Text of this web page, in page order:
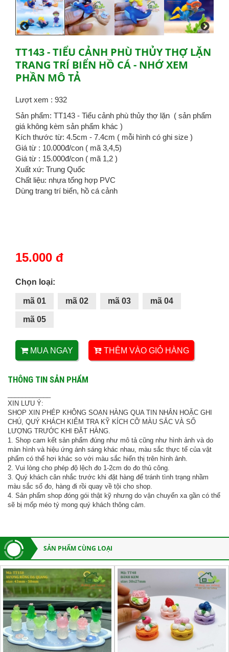
TT143 - TIỂU CẢNH PHÙ THỦY THỢ LẶN
TRANG TRÍ BIỂN HỒ CÁ - NHỚ XEM
PHẦN MÔ TẢ
Lượt xem : 932
Sản phẩm: TT143 - Tiểu cảnh phù thủy thợ lặn ( sản phẩm
giá không kèm sản phẩm khác )
Kích thước từ: 4.5cm - 7.4cm ( mỗi hình có ghi size )
Giá từ : 10.000đ/con ( mã 3,4,5)
Giá từ : 15.000đ/con ( mã 1,2 )
Xuất xứ: Trung Quốc
Chất liệu: nhựa tổng hợp PVC
Dùng trang trí biển, hồ cá cảnh
15.000 đ
Chọn loại:
mã 01 mã 02 mã 03 mã 04
mã 05
MUA NGAY THÊM VÀO GIỎ HÀNG
THÔNG TIN SẢN PHẨM
XIN LƯU Ý:
SHOP XIN PHÉP KHÔNG SOẠN HÀNG QUA TIN NHẮN HOẶC GHI
CHÚ, QUÝ KHÁCH KIỂM TRA KỸ KÍCH CỠ MÀU SẮC VÀ SỐ
LƯỢNG TRƯỚC KHI ĐẶT HÀNG.
1. Shop cam kết sản phẩm đúng như mô tả cũng như hình ảnh và do
màn hình và hiệu ứng ánh sáng khác nhau, màu sắc thực tế của vật
phẩm có thể hơi khác so với màu sắc hiển thị trên hình ảnh.
2. Vui lòng cho phép độ lệch đo 1-2cm do đo thủ công.
3. Quý khách cân nhắc trước khi đặt hàng để tránh tình trạng nhầm
màu sắc số đo, hàng đi rồi quay về tội cho shop.
4. Sản phẩm shop đóng gói thật kỹ nhưng do vận chuyển xa gần có thể
sẽ bị mốp méo tý mong quý khách thông cảm.
SẢN PHẨM CÙNG LOẠI